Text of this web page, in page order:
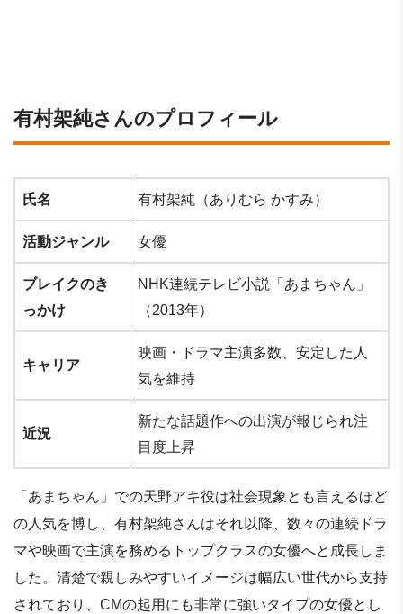
有村架純さんのプロフィール
氏名 有村架純（ありむら かすみ）
活動ジャンル 女優
ブレイクのき
っかけ
NHK連続テレビ小説「あまちゃん」
（2013年）
キャリア
映画・ドラマ主演多数、安定した人
気を維持
近況
新たな話題作への出演が報じられ注
目度上昇
「あまちゃん」での天野アキ役は社会現象とも言えるほど
の人気を博し、有村架純さんはそれ以降、数々の連続ドラ
マや映画で主演を務めるトップクラスの女優へと成長しま
した。清楚で親しみやすいイメージは幅広い世代から支持
されており、CMの起用にも非常に強いタイプの女優とし